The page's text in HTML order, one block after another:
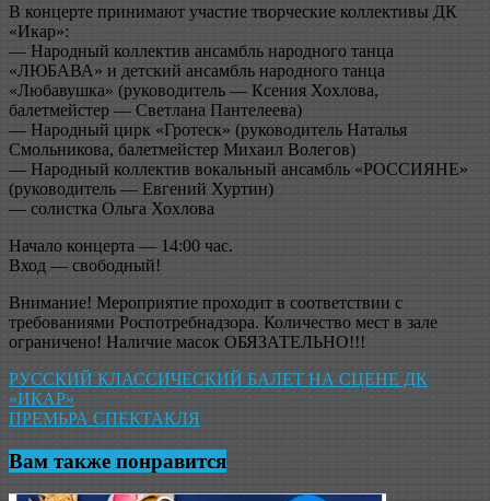
В концерте принимают участие творческие коллективы ДК
«Икар»:
— Народный коллектив ансамбль народного танца
«ЛЮБАВА» и детский ансамбль народного танца
«Любавушка» (руководитель — Ксения Хохлова,
балетмейстер — Светлана Пантелеева)
— Народный цирк «Гротеск» (руководитель Наталья
Смольникова, балетмейстер Михаил Волегов)
— Народный коллектив вокальный ансамбль «РОССИЯНЕ»
(руководитель — Евгений Хуртин)
— солистка Ольга Хохлова
Начало концерта — 14:00 час.
Вход — свободный!
Внимание! Мероприятие проходит в соответствии с
требованиями Роспотребнадзора. Количество мест в зале
ограничено! Наличие масок ОБЯЗАТЕЛЬНО!!!
Навигация
по
записям
РУССКИЙ КЛАССИЧЕСКИЙ БАЛЕТ НА СЦЕНЕ ДК
«ИКАР»
ПРЕМЬРА СПЕКТАКЛЯ
Вам также понравится